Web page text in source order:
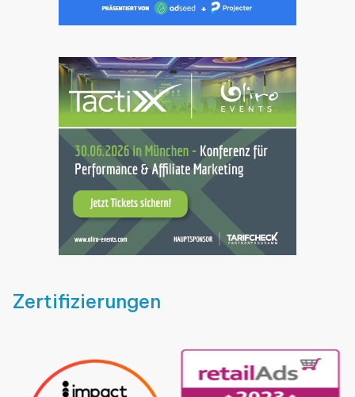
Zertifizierungen